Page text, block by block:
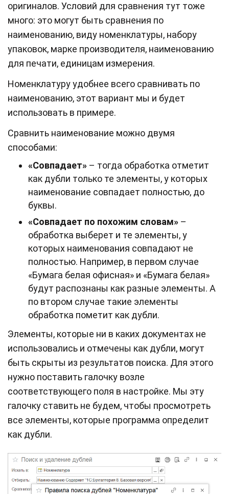
оригиналов. Условий для сравнения тут тоже
много: это могут быть сравнения по
наименованию, виду номенклатуры, набору
упаковок, марке производителя, наименованию
для печати, единицам измерения.
Номенклатуру удобнее всего сравнивать по
наименованию, этот вариант мы и будет
использовать в примере.
Сравнить наименование можно двумя
способами:
«Совпадает» – тогда обработка отметит
как дубли только те элементы, у которых
наименование совпадает полностью, до
буквы.
«Совпадает по похожим словам» –
обработка выберет и те элементы, у
которых наименования совпадают не
полностью. Например, в первом случае
«Бумага белая офисная» и «Бумага белая»
будут распознаны как разные элементы. А
по втором случае такие элементы
обработка пометит как дубли.
Элементы, которые ни в каких документах не
использовались и отмечены как дубли, могут
быть скрыты из результатов поиска. Для этого
нужно поставить галочку возле
соответствующего поля в настройке. Мы эту
галочку ставить не будем, чтобы просмотреть
все элементы, которые программа определит
как дубли.